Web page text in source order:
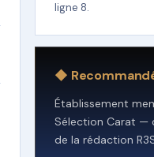
ligne 8.
◆
Établissement
Sélection Carat
de la rédaction